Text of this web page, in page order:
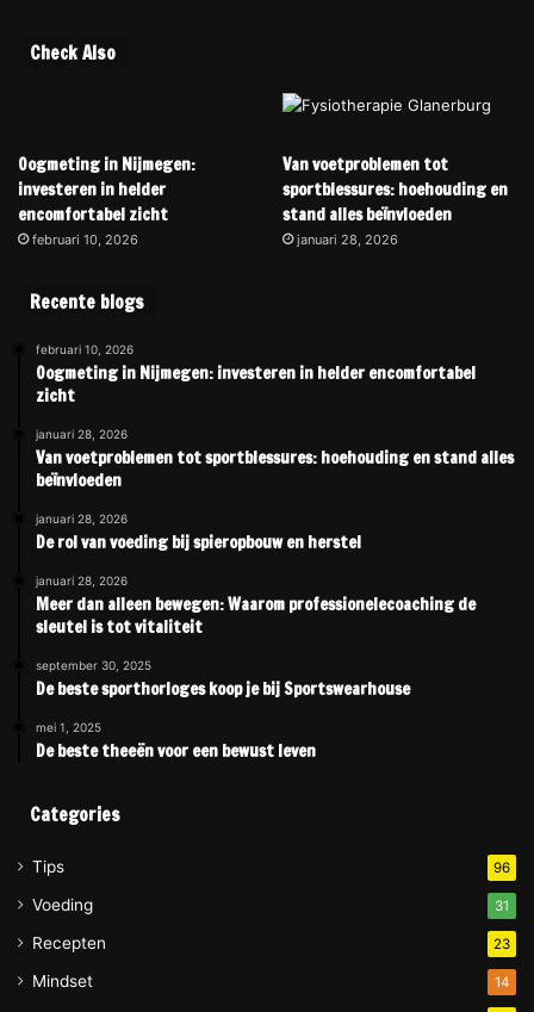
Check Also
Oogmeting in Nijmegen:
investeren in helder
encomfortabel zicht
februari 10, 2026
Van voetproblemen tot
sportblessures: hoehouding en
stand alles beïnvloeden
januari 28, 2026
Recente blogs
februari 10, 2026
Oogmeting in Nijmegen: investeren in helder encomfortabel
zicht
januari 28, 2026
Van voetproblemen tot sportblessures: hoehouding en stand alles
beïnvloeden
januari 28, 2026
De rol van voeding bij spieropbouw en herstel
januari 28, 2026
Meer dan alleen bewegen: Waarom professionelecoaching de
sleutel is tot vitaliteit
september 30, 2025
De beste sporthorloges koop je bij Sportswearhouse
mei 1, 2025
De beste theeën voor een bewust leven
Categories
Tips 96
Voeding 31
Recepten 23
Mindset 14